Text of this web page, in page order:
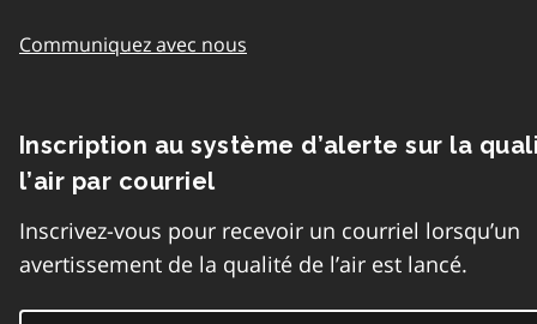
Communiquez avec nous
Inscription au système d’alerte sur la
l’air par courriel
Inscrivez-vous pour recevoir un courriel lorsqu’un
avertissement de la qualité de l’air est lancé.